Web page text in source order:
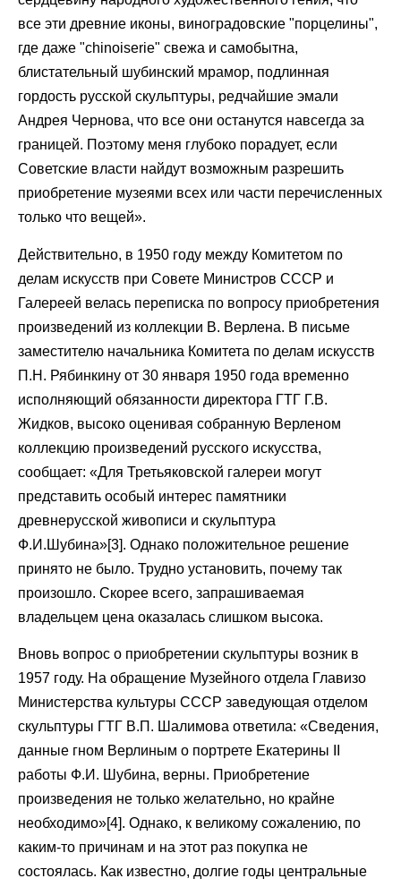
все эти древние иконы, виноградовские "порцелины",
где даже "chinoiserie" свежа и самобытна,
блистательный шубинский мрамор, подлинная
гордость русской скульптуры, редчайшие эмали
Андрея Чернова, что все они останутся навсегда за
границей. Поэтому меня глубоко порадует, если
Советские власти найдут возможным разрешить
приобретение музеями всех или части перечисленных
только что вещей».
Действительно, в 1950 году между Комитетом по
делам искусств при Совете Министров СССР и
Галереей велась переписка по вопросу приобретения
произведений из коллекции В. Верлена. В письме
заместителю начальника Комитета по делам искусств
П.Н. Рябинкину от 30 января 1950 года временно
исполняющий обязанности директора ГТГ Г.В.
Жидков, высоко оценивая собранную Верленом
коллекцию произведений русского искусства,
сообщает: «Для Третьяковской галереи могут
представить особый интерес памятники
древнерусской живописи и скульптура
Ф.И.Шубина»[3]. Однако положительное решение
принято не было. Трудно установить, почему так
произошло. Скорее всего, запрашиваемая
владельцем цена оказалась слишком высока.
Вновь вопрос о приобретении скульптуры возник в
1957 году. На обращение Музейного отдела Главизо
Министерства культуры СССР заведующая отделом
скульптуры ГТГ В.П. Шалимова ответила: «Сведения,
данные гном Верлиным о портрете Екатерины II
работы Ф.И. Шубина, верны. Приобретение
произведения не только желательно, но крайне
необходимо»[4]. Однако, к великому сожалению, по
каким-то причинам и на этот раз покупка не
состоялась. Как известно, долгие годы центральные